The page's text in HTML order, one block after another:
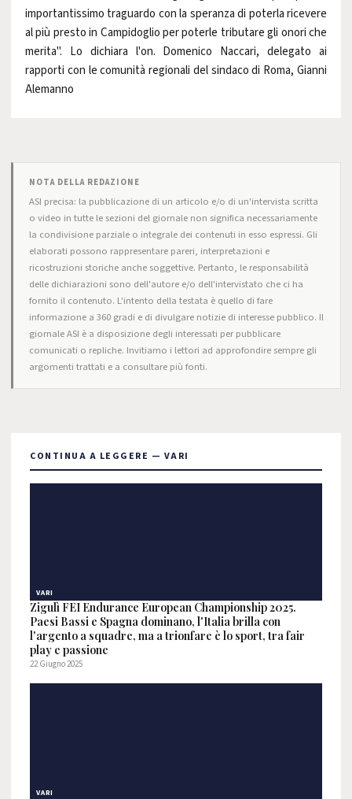
importantissimo traguardo con la speranza di poterla ricevere
al più presto in Campidoglio per poterle tributare gli onori che
merita". Lo dichiara l'on. Domenico Naccari, delegato ai
rapporti con le comunità regionali del sindaco di Roma, Gianni
Alemanno
NOTA DELLA REDAZIONE
ASI precisa: la pubblicazione di un articolo e/o di un'intervista scritta
o video in tutte le sezioni del giornale non significa necessariamente
la condivisione parziale o integrale dei contenuti in esso espressi. Gli
elaborati possono rappresentare pareri, interpretazioni e
ricostruzioni storiche anche soggettive. Pertanto, le responsabilità
delle dichiarazioni sono dell'autore e/o dell'intervistato che ci ha
fornito il contenuto. L'intento della testata è quello di fare
informazione a 360 gradi e di divulgare notizie di interesse pubblico. Il
giornale ASI è a disposizione degli interessati per pubblicare
comunicati o repliche. Invitiamo i lettori ad approfondire sempre gli
argomenti trattati e a consultare più fonti.
CONTINUA A LEGGERE — VARI
VARI
Zigulì FEI Endurance European Championship 2025.
Paesi Bassi e Spagna dominano, l'Italia brilla con
l'argento a squadre, ma a trionfare è lo sport, tra fair
play e passione
22 Giugno 2025
VARI